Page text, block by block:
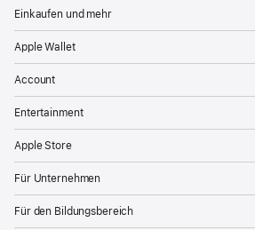
Einkaufen und mehr
Apple Wallet
Account
Entertainment
Apple Store
Für Unternehmen
Für den Bildungsbereich